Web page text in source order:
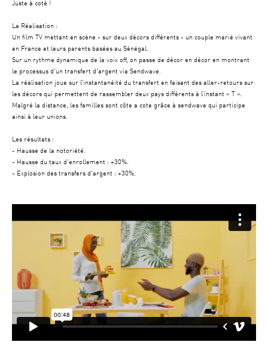
Juste à coté !
La Réalisation :
Un film TV mettant en scène - sur deux décors différents - un couple marié vivant
en France et leurs parents basées au Sénégal.
Sur un rythme dynamique de la voix off, on passe de décor en décor en montrant
le processus d'un transfert d'argent via Sendwave.
La réalisation joue sur l’instantanéité du transfert en faisant des aller-retours sur
les décors qui permettent de rassembler deux pays différents à l’instant « T ».
Malgré la distance, les familles sont côte a cote grâce à sendwave qui participe
ainsi à leur unions.
Les résultats :
- Hausse de la notoriété.
- Hausse du taux d'enrollement : +30%.
- Explosion des transfers d'argent : +30%.